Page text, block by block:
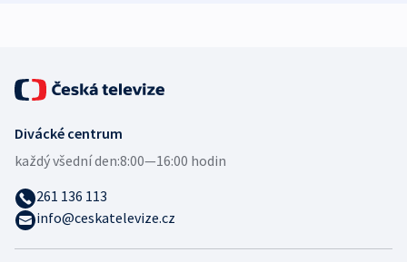
Divácké centrum
každý všední den:8:00—16:00 hodin
261 136 113
info@ceskatelevize.cz